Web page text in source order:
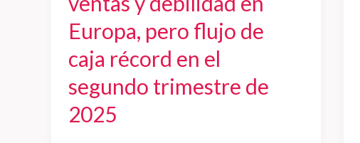
Europa, pero flujo de
caja récord en el
segundo trimestre de
2025
segundo
trimestre
2025